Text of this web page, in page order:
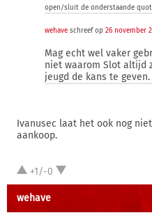
open/sluit de onderstaande
wehave schreef op 26 november
Mag echt wel vaker
niet waarom Slot altijd
jeugd de kans te geven.
Ivanusec laat het ook nog
aankoop.
+1/-0
wehave